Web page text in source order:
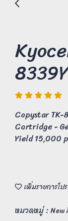
Copystar TK-
Cartridge -
Yield 15,000
เพิ่มรายการโป
หมวดหมู่ : New